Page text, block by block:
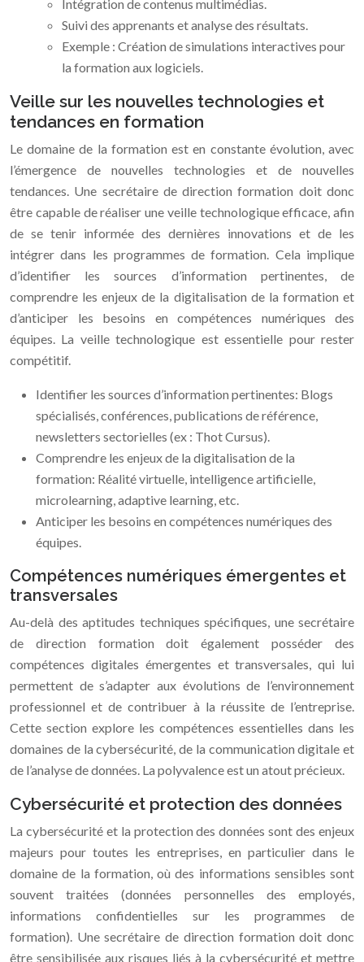
Intégration de contenus multimédias.
Suivi des apprenants et analyse des résultats.
Exemple : Création de simulations interactives pour
la formation aux logiciels.
Veille sur les nouvelles technologies et
tendances en formation
Le domaine de la formation est en constante évolution, avec
l’émergence de nouvelles technologies et de nouvelles
tendances. Une secrétaire de direction formation doit donc
être capable de réaliser une veille technologique efficace, afin
de se tenir informée des dernières innovations et de les
intégrer dans les programmes de formation. Cela implique
d’identifier les sources d’information pertinentes, de
comprendre les enjeux de la digitalisation de la formation et
d’anticiper les besoins en compétences numériques des
équipes. La veille technologique est essentielle pour rester
compétitif.
Identifier les sources d’information pertinentes: Blogs
spécialisés, conférences, publications de référence,
newsletters sectorielles (ex : Thot Cursus).
Comprendre les enjeux de la digitalisation de la
formation: Réalité virtuelle, intelligence artificielle,
microlearning, adaptive learning, etc.
Anticiper les besoins en compétences numériques des
équipes.
Compétences numériques émergentes et
transversales
Au-delà des aptitudes techniques spécifiques, une secrétaire
de direction formation doit également posséder des
compétences digitales émergentes et transversales, qui lui
permettent de s’adapter aux évolutions de l’environnement
professionnel et de contribuer à la réussite de l’entreprise.
Cette section explore les compétences essentielles dans les
domaines de la cybersécurité, de la communication digitale et
de l’analyse de données. La polyvalence est un atout précieux.
Cybersécurité et protection des données
La cybersécurité et la protection des données sont des enjeux
majeurs pour toutes les entreprises, en particulier dans le
domaine de la formation, où des informations sensibles sont
souvent traitées (données personnelles des employés,
informations confidentielles sur les programmes de
formation). Une secrétaire de direction formation doit donc
être sensibilisée aux risques liés à la cybersécurité et mettre